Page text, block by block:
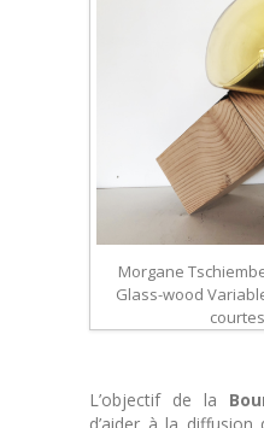
Morgane
Glass-wood
L’objectif de la